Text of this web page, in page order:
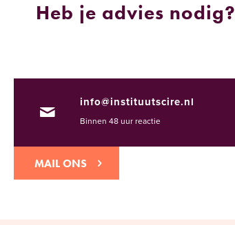
Heb je advies nodig?
info@instituutscire.nl
Binnen 48 uur reactie
MAIL ONS